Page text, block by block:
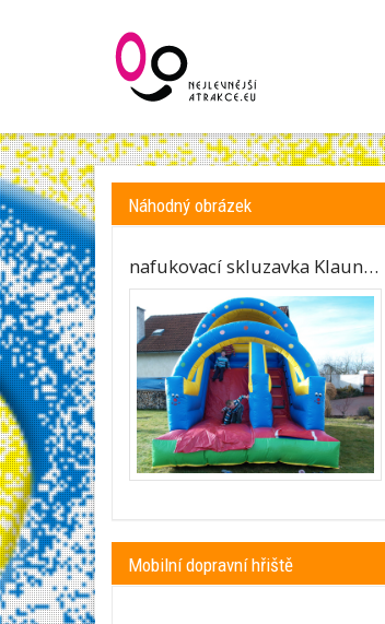
Náhodný obrázek
nafukovací skluzavka Klaun…
Mobilní dopravní hřiště